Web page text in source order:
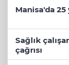
Manisa'da 25
Sağlık
çağrısı